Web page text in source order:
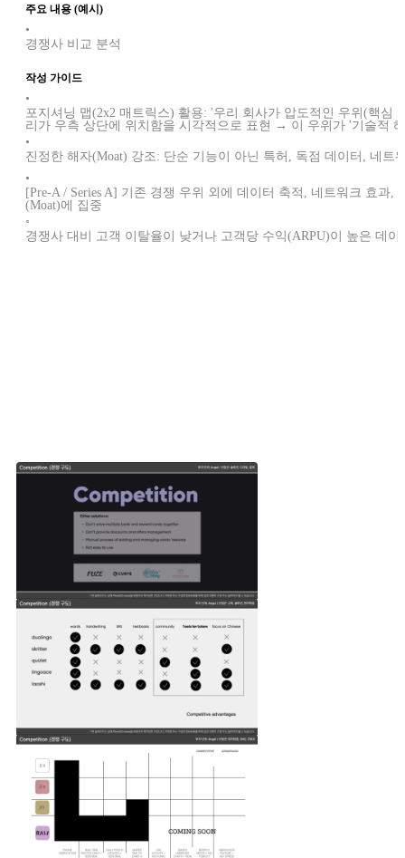
주요 내용 (예시)
•
경쟁사 비교 분석
작성 가이드
•
포지셔닝 맵(2x2 매트릭스) 활용: '우리 회사가 압도적인 우위(핵심
리가 우측 상단에 위치함을 시각적으로 표현 → 이 우위가 '기술적
•
진정한 해자(Moat) 강조: 단순 기능이 아닌 특허, 독점 데이터, 네트
•
[Pre-A / Series A] 기존 경쟁 우위 외에 데이터 축적, 네트워크 효과
(Moat)에 집중
◦
경쟁사 대비 고객 이탈율이 낮거나 고객당 수익(ARPU)이 높은 데